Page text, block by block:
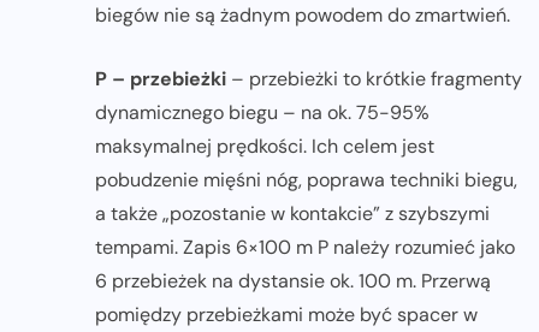
biegów nie są żadnym powodem do zmartwień.
P – przebieżki – przebieżki to krótkie fragmenty
dynamicznego biegu – na ok. 75-95%
maksymalnej prędkości. Ich celem jest
pobudzenie mięśni nóg, poprawa techniki biegu,
a także „pozostanie w kontakcie” z szybszymi
tempami. Zapis 6×100 m P należy rozumieć jako
6 przebieżek na dystansie ok. 100 m. Przerwą
pomiędzy przebieżkami może być spacer w